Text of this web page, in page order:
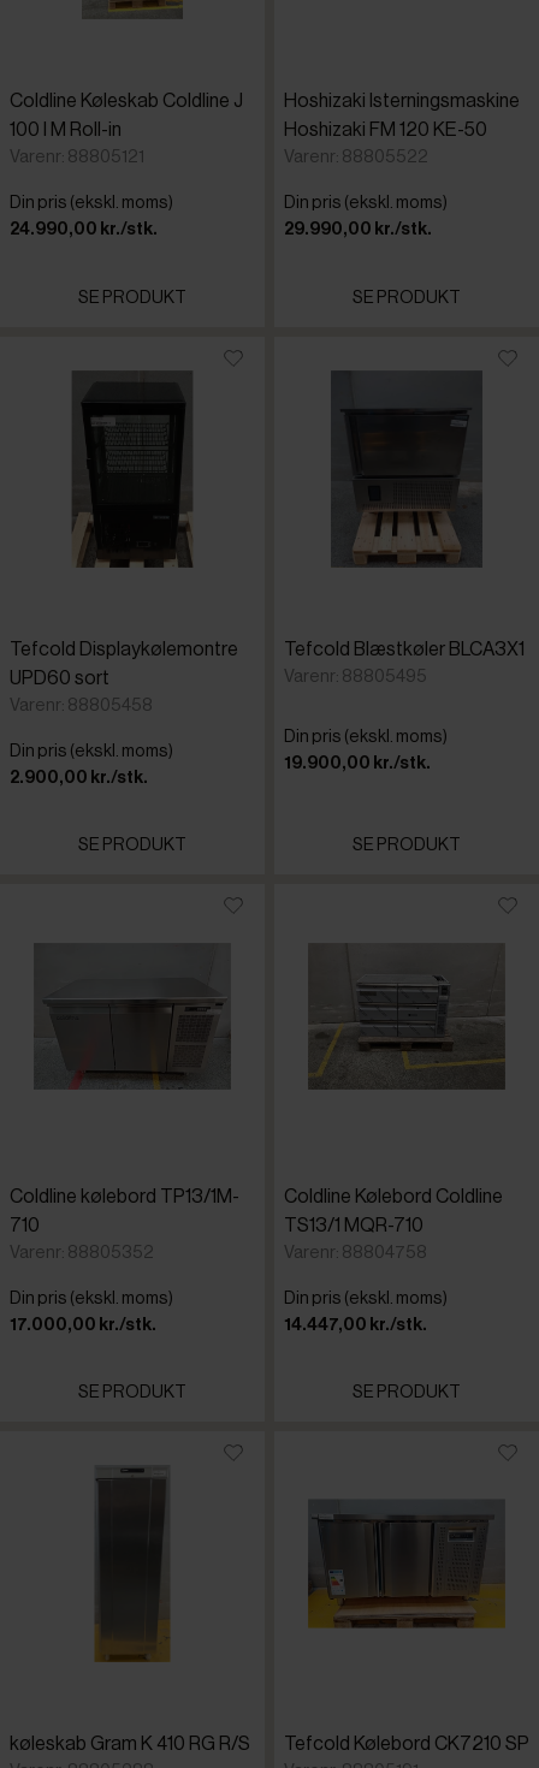
Coldline Køleskab Coldline J
100 I M Roll-in
Varenr: 88805121
Din pris (ekskl. moms)
24.990,00 kr./stk.
SE PRODUKT
Hoshizaki Isterningsmaskine
Hoshizaki FM 120 KE-50
Varenr: 88805522
Din pris (ekskl. moms)
29.990,00 kr./stk.
SE PRODUKT
Tefcold Displaykølemontre
UPD60 sort
Varenr: 88805458
Din pris (ekskl. moms)
2.900,00 kr./stk.
SE PRODUKT
Tefcold Blæstkøler BLCA3X1
Varenr: 88805495
Din pris (ekskl. moms)
19.900,00 kr./stk.
SE PRODUKT
Coldline kølebord TP13/1M-
710
Varenr: 88805352
Din pris (ekskl. moms)
17.000,00 kr./stk.
SE PRODUKT
Coldline Kølebord Coldline
TS13/1 MQR-710
Varenr: 88804758
Din pris (ekskl. moms)
14.447,00 kr./stk.
SE PRODUKT
køleskab Gram K 410 RG R/S Tefcold Kølebord CK7210 SP